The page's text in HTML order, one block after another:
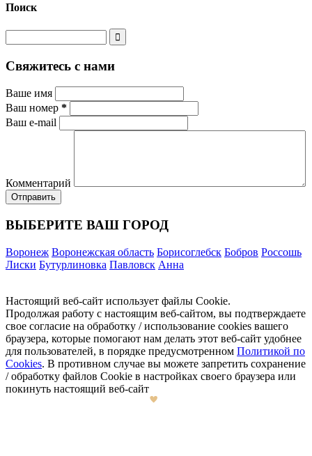
Поиск
Свяжитесь с нами
Ваше имя
Ваш номер *
Ваш e-mail
Комментарий
ВЫБЕРИТЕ ВАШ ГОРОД
Воронеж Воронежская область Борисоглебск Бобров Россошь
Лиски Бутурлиновка Павловск Анна
Настоящий веб-сайт использует файлы Cookie.
Продолжая работу с настоящим веб-сайтом, вы подтверждаете
свое согласие на обработку / использование cookies вашего
браузера, которые помогают нам делать этот веб-сайт удобнее
для пользователей, в порядке предусмотренном Политикой по
Cookies. В противном случае вы можете запретить сохранение
/ обработку файлов Cookie в настройках своего браузера или
покинуть настоящий веб-сайт